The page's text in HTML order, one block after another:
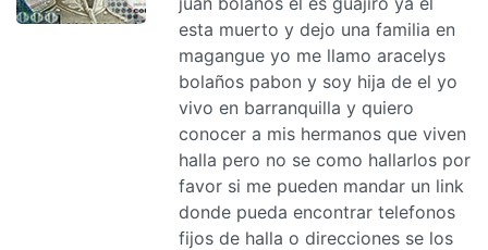
esta muerto y dejo una familia en
magangue yo me llamo aracelys
bolaños pabon y soy hija de el yo
vivo en barranquilla y quiero
conocer a mis hermanos que viven
halla pero no se como hallarlos por
favor si me pueden mandar un link
donde pueda encontrar telefonos
fijos de halla o direcciones se los